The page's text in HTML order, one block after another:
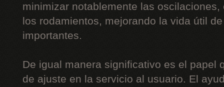
minimizar notablemente las
los rodamientos, mejorando la vida útil
importantes.
De igual manera significativo es el papel
de ajuste en la servicio al usuario. El